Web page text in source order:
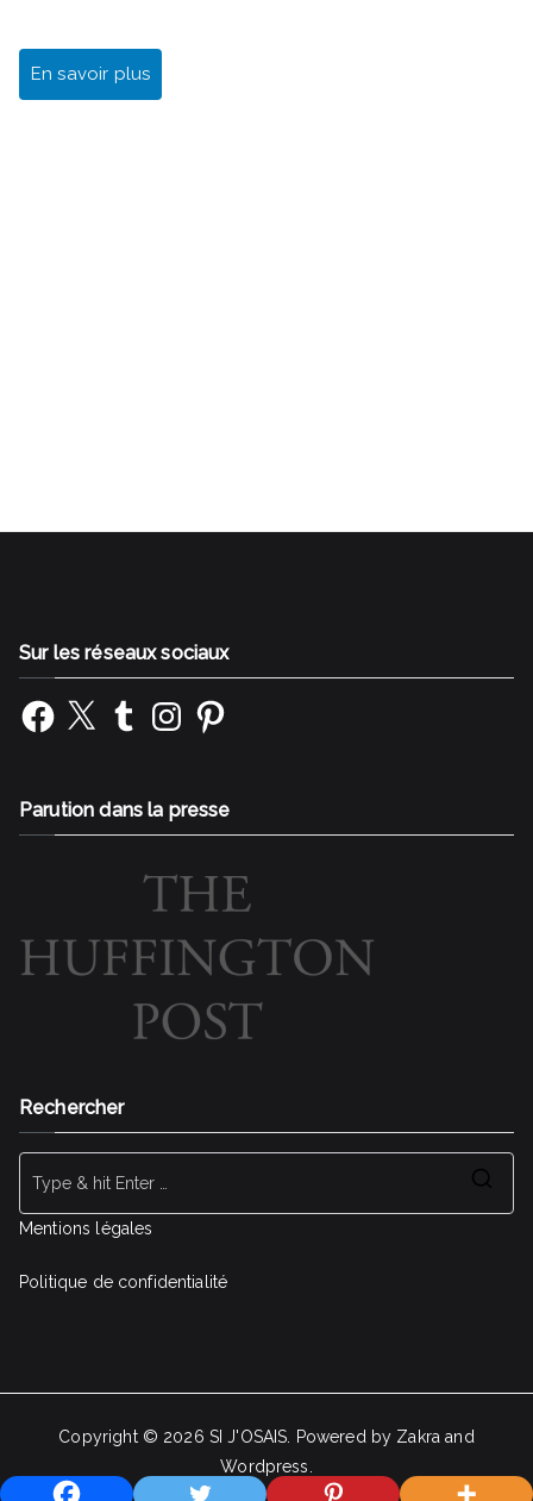
En savoir plus
Sur les réseaux sociaux
Facebook
X TumblrInstagramPinterest
Parution dans la presse
Rechercher
Mentions légales
Politique de confidentialité
Copyright © 2026 SI J'OSAIS. Powered by Zakra and
Wordpress.